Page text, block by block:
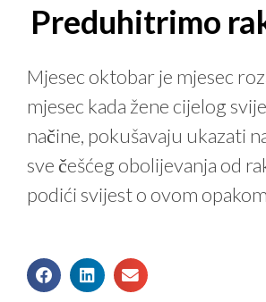
Preduhitrimo
Mjesec oktobar je mjesec
mjesec kada žene cijelog
načine, pokušavaju ukazati
sve češćeg obolijevanja od
podići svijest o ovom